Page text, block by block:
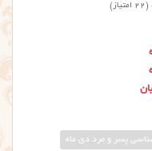
پسر و مرد دی ماه